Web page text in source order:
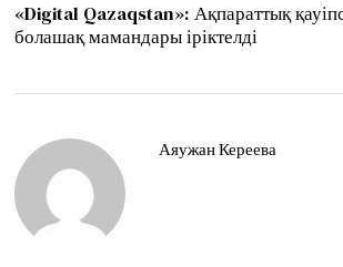
n
e
2
6
«Digital Qazaqstan»: Ақпараттық
болашақ мамандары іріктелді
Аяужан Кереева